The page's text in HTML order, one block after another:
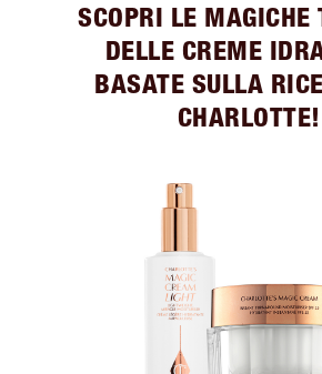
SCOPRI LE MAGICHE
DELLE CREME
BASATE SULLA
CHARLOTTE!